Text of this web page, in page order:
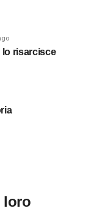
lo risarcisce
loro